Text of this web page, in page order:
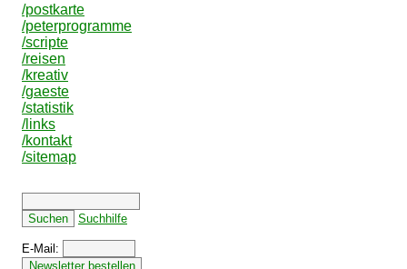
/postkarte
/peterprogramme
/scripte
/reisen
/kreativ
/gaeste
/statistik
/links
/kontakt
/sitemap
Suchhilfe
E-Mail: